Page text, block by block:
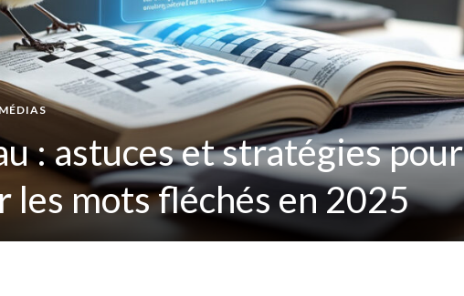
: astuces et stratégies pour
les mots fléchés en 2025